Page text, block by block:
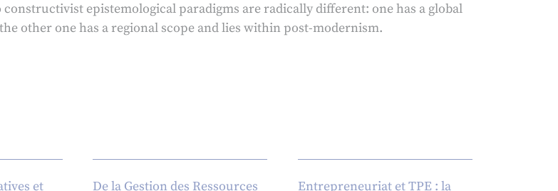
epistemological paradigms are radically different: one has a global
other one has a regional scope and lies within post-modernism.
et
De la Gestion des Ressources
Entrepreneuriat et TPE : la